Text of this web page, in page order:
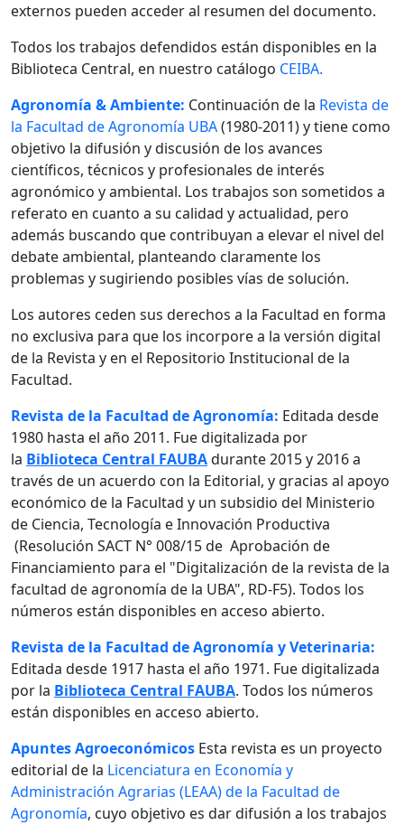
externos pueden acceder al resumen del documento.
Todos los trabajos defendidos están disponibles en la
Biblioteca Central, en nuestro catálogo CEIBA.
Agronomía & Ambiente: Continuación de la Revista de
la Facultad de Agronomía UBA(1980-2011) y tiene como
objetivo la difusión y discusión de los avances
científicos, técnicos y profesionales de interés
agronómico y ambiental. Los trabajos son sometidos a
referato en cuanto a su calidad y actualidad, pero
además buscando que contribuyan a elevar el nivel del
debate ambiental, planteando claramente los
problemas y sugiriendo posibles vías de solución.
Los autores ceden sus derechos a la Facultad en forma
no exclusiva para que los incorpore a la versión digital
de la Revista y en el Repositorio Institucional de la
Facultad.
Revista de la Facultad de Agronomía: Editada desde
1980 hasta el año 2011. Fue digitalizada por
la Biblioteca Central FAUBAdurante 2015 y 2016 a
través de un acuerdo con la Editorial, y gracias al apoyo
económico de la Facultad y un subsidio del Ministerio
de Ciencia, Tecnología e Innovación Productiva
(Resolución SACT N° 008/15 de Aprobación de
Financiamiento para el "Digitalización de la revista de la
facultad de agronomía de la UBA", RD-F5). Todos los
números están disponibles en acceso abierto.
Revista de la Facultad de Agronomía y Veterinaria:
Editada desde 1917 hasta el año 1971. Fue digitalizada
por la Biblioteca Central FAUBA. Todos los números
están disponibles en acceso abierto.
Apuntes Agroeconómicos Esta revista es un proyecto
editorial de la Licenciatura en Economía y
Administración Agrarias (LEAA) de la Facultad de
Agronomía, cuyo objetivo es dar difusión a los trabajos